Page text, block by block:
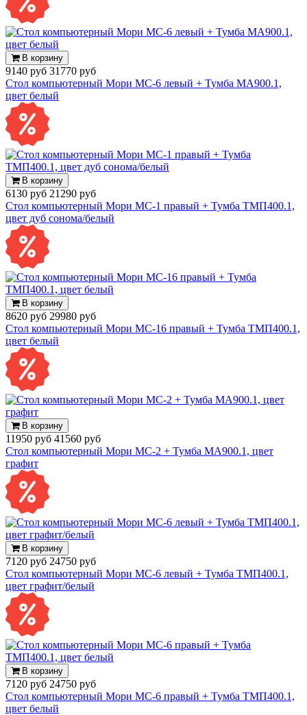
В корзину
9140 руб 31770 руб
Стол компьютерный Мори МС-6 левый + Тумба МА900.1,
цвет белый
В корзину
6130 руб 21290 руб
Стол компьютерный Мори МС-1 правый + Тумба ТМП400.1,
цвет дуб сонома/белый
В корзину
8620 руб 29980 руб
Стол компьютерный Мори МС-16 правый + Тумба ТМП400.1,
цвет белый
В корзину
11950 руб 41560 руб
Стол компьютерный Мори МС-2 + Тумба МА900.1, цвет
графит
В корзину
7120 руб 24750 руб
Стол компьютерный Мори МС-6 левый + Тумба ТМП400.1,
цвет графит/белый
В корзину
7120 руб 24750 руб
Стол компьютерный Мори МС-6 правый + Тумба ТМП400.1,
цвет белый